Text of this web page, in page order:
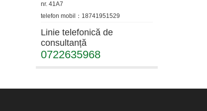
nr. 41A7
telefon mobil：18741951529
Linie telefonică de
consultanță
0722635968